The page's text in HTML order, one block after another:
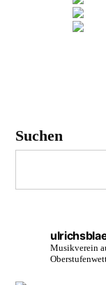
Suchen
Musikverein